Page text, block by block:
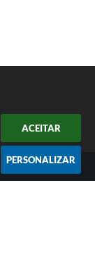
ACEITAR
PERSONALIZAR